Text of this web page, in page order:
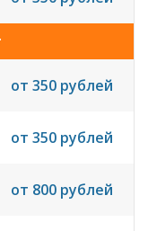
от 350 рублей
от 350 рублей
от 800 рублей